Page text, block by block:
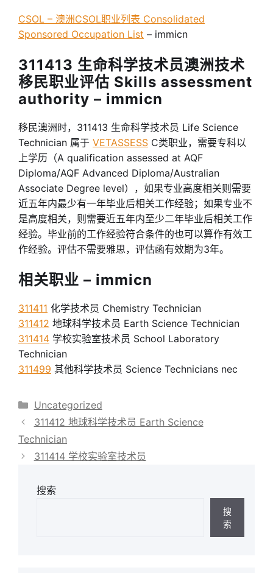
CSOL – 澳洲CSOL职业列表 Consolidated
Sponsored Occupation List – immicn
311413 生命科学技术员澳洲技术
移民职业评估 Skills assessment
authority – immicn
移民澳洲时，311413 生命科学技术员 Life Science
Technician 属于 VETASSESS C类职业，需要专科以
上学历（A qualification assessed at AQF
Diploma/AQF Advanced Diploma/Australian
Associate Degree level），如果专业高度相关则需要
近五年内最少有一年毕业后相关工作经验；如果专业不
是高度相关，则需要近五年内至少二年毕业后相关工作
经验。毕业前的工作经验符合条件的也可以算作有效工
作经验。评估不需要雅思，评估函有效期为3年。
相关职业 – immicn
311411 化学技术员 Chemistry Technician
311412 地球科学技术员 Earth Science Technician
311414 学校实验室技术员 School Laboratory
Technician
311499 其他科学技术员 Science Technicians nec
分
类
Uncategorized
311412 地球科学技术员 Earth Science
Technician
311414 学校实验室技术员
搜索
搜
索